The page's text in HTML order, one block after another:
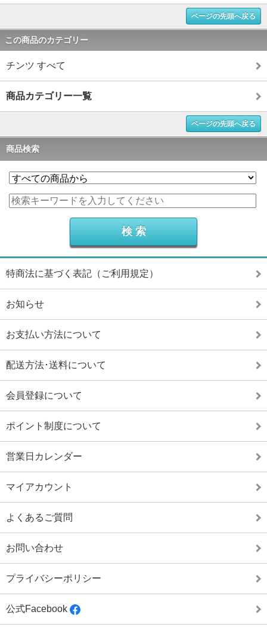
ページの先頭へ戻る
この商品のカテゴリー
チンツ すべて
商品カテゴリー一覧
ページの先頭へ戻る
商品検索
特商法に基づく表記（ご利用規定）
お知らせ
お支払い方法について
配送方法･送料について
会員登録について
ポイント制度について
営業日カレンダー
マイアカウント
よくあるご質問
お問い合わせ
プライバシーポリシー
公式Facebook